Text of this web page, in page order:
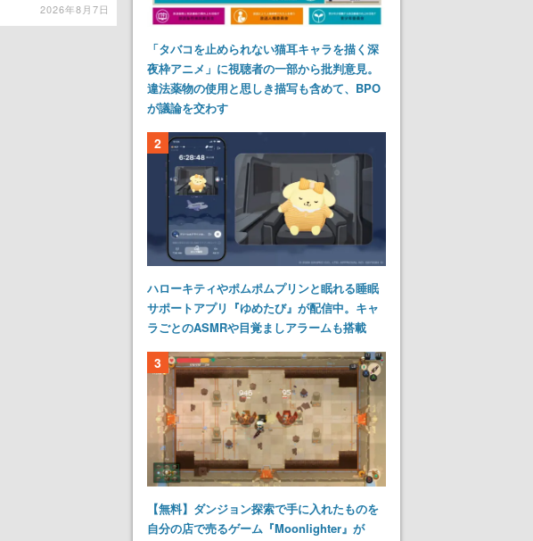
2026年8月7日
「タバコを止められない猫耳キャラを描く深
夜枠アニメ」に視聴者の一部から批判意見。
違法薬物の使用と思しき描写も含めて、BPO
が議論を交わす
2
ハローキティやポムポムプリンと眠れる睡眠
サポートアプリ『ゆめたび』が配信中。キャ
ラごとのASMRや目覚ましアラームも搭載
3
【無料】ダンジョン探索で手に入れたものを
自分の店で売るゲーム『Moonlighter』が